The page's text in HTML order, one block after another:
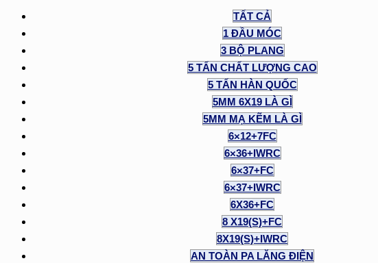
TẤT CẢ
1 ĐẦU MÓC
3 BỘ PLANG
5 TẤN CHẤT LƯỢNG CAO
5 TẤN HÀN QUỐC
5MM 6X19 LÀ GÌ
5MM MẠ KẼM LÀ GÌ
6×12+7FC
6×36+IWRC
6×37+FC
6×37+IWRC
6X36+FC
8 X19(S)+FC
8X19(S)+IWRC
AN TOÀN PA LĂNG ĐIỆN